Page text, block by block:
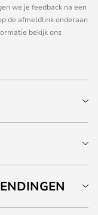
we je feedback na een
de afmeldlink onderaan
bekijk ons